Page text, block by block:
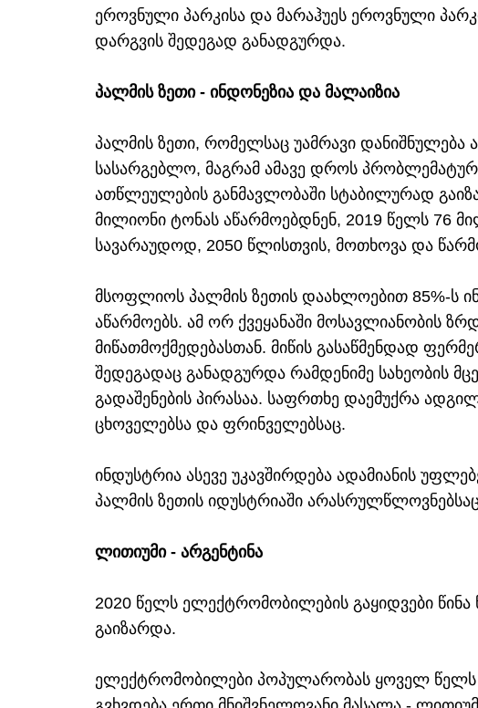
ეროვნული პარკისა და მარაჰუეს ეროვნული
დარგვის შედეგად განადგურდა.
პალმის ზეთი - ინდონეზია და მალაიზია
პალმის ზეთი, რომელსაც უამრავი დანიშნულება
სასარგებლო, მაგრამ ამავე დროს
ათწლეულების განმავლობაში სტაბილურად
მილიონი ტონას აწარმოებდნენ, 2019 წელს 76
სავარაუდოდ, 2050 წლისთვის, მოთხოვა და
მსოფლიოს პალმის ზეთის დაახლოებით 85%-ს
აწარმოებს. ამ ორ ქვეყანაში მოსავლიანობის
მიწათმოქმედებასთან. მიწის გასაწმენდად
შედეგადაც განადგურდა რამდენიმე სახეობის
გადაშენების პირასაა. საფრთხე დაემუქრა
ცხოველებსა და ფრინველებსაც.
ინდუსტრია ასევე უკავშირდება ადამიანის
პალმის ზეთის იდუსტრიაში
ლითიუმი - არგენტინა
2020 წელს ელექტრომობილების გაყიდვები
გაიზარდა.
ელექტრომობილები პოპულარობას ყოველ წელს